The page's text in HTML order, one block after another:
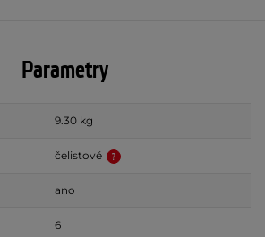
Parametry
9.30 kg
čelisťové
ano
6